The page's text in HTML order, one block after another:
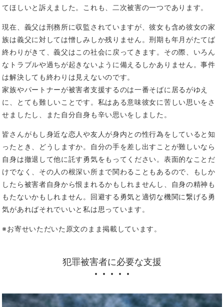
てほしいと訴えました。これも、二次被害の一つであります。
現在、義父は刑務所に収監されていますが、彼女も含め彼女の家
族は義父に対しては憎しみしか残りません。刑期も年月がたてば
終わりがきて、義父はこの社会に戻ってきます。その際、いろん
なトラブルや過ちが起きないように備えるしかありません。事件
は解決しても終わりは見えないのです。
家族やパートナーが被害者支援するのは一番そばに居るがゆえ
に、とても難しいことです。私はある意味彼女に苦しい思いをさ
せましたし、また自分自身も辛い思いをしました。
皆さんがもし身近な恋人や友人が身内との性行為をしていると知
ったとき、どうしますか。自分の手を差し出すことが難しいなら
自身は撤退して他に託す勇気をもってください。表面的なことだ
けでなく、その人の根深い所まで関わることもあるので、もしか
したら被害者自身から恨まれるかもしれませんし、自身の精神も
もたないかもしれません。回避する勇気と適切な機関に繋げる勇
気があればそれでいいと私は思っています。
※お寄せいただいた原文のまま掲載しています。
犯罪被害者に必要な支援